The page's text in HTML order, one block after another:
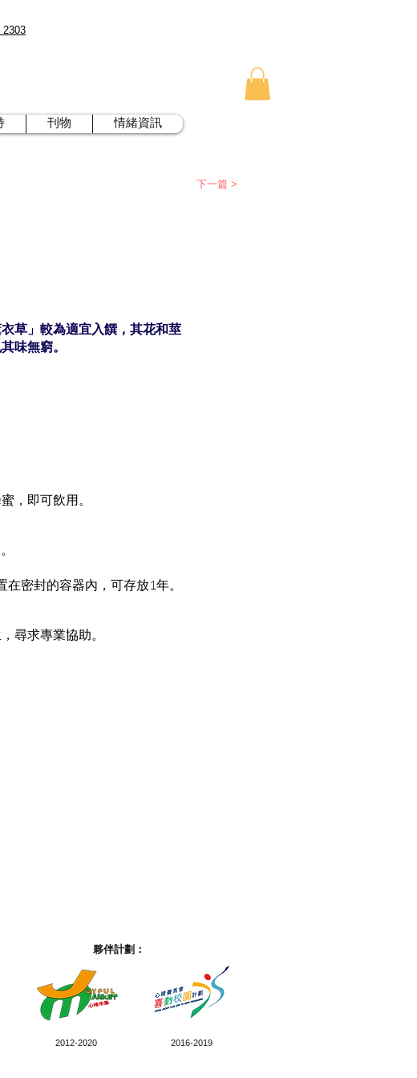
2303
刊物 情緒資訊
下一篇 >
草」較為適宜入饌，其花和莖
味無窮。
，即可飲用。
密封的容器內，可存放1年。
尋求專業協助。
夥伴計劃：
2012-2020 2016-2019